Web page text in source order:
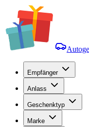
Empfänger
Anlass
Geschenktyp
Marke